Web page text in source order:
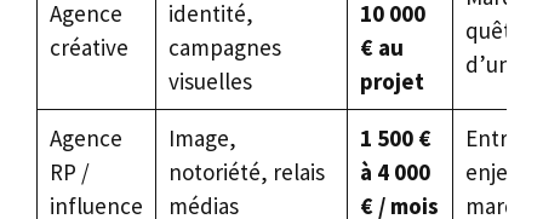
Agence
créative
identité,
campagnes
visuelles
10 000
€ au
projet
quête
Agence
RP /
influence
Image,
notoriété, relais
médias
1 500 €
à 4 000
€ / mois
enjeux